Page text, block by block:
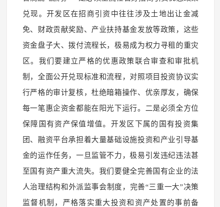
兑现。开发区在招商引资中往往涉及土地出让金减
免、财政贡献奖励、产业扶持基金发放等政策，这些
资金盘子大、拨付流程长，极易成为权力寻租的重灾
区。我们要建立严格的优惠政策联合审查和审批机
制，全面公开兑现标准和流程，对照项目投资协议实
行严格的审计复核，杜绝暗箱操作、优亲厚友，确保
每一笔惠企资金都能在阳光下运行。二是必须全方位
保障国有资产保值增值。开发区下属的国有投资集
团、融资平台承担着大量基础设施投资和产业引导基
金的运作任务，一旦监管不力，极易引发违纪违法甚
至国有资产重大流失。我们要健全完善国有企业的法
人治理结构和外派监事会制度，完善“三重一大”决策
监督机制，严格落实重大投资和资产处置的事前备